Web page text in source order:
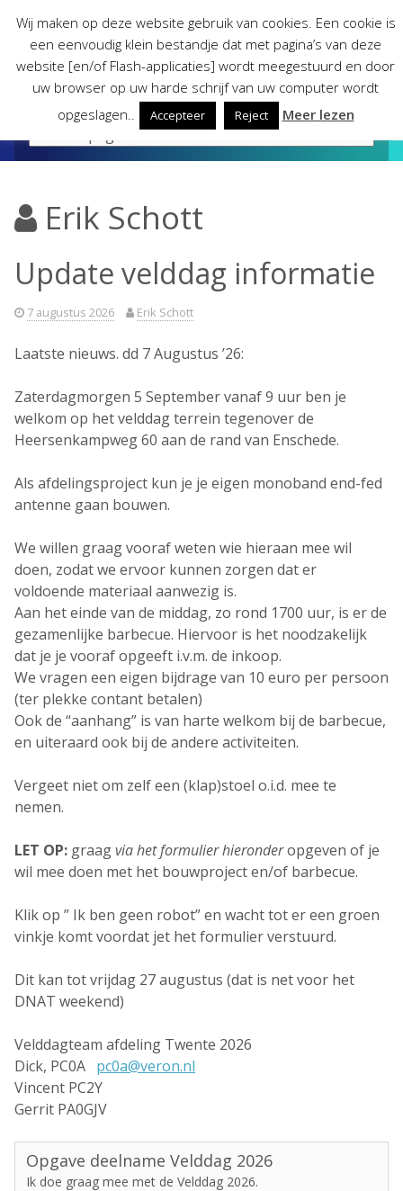
content
Erik Schott
Update velddag informatie
7 augustus 2026 Erik Schott
Laatste nieuws. dd 7 Augustus ’26:
Zaterdagmorgen 5 September vanaf 9 uur ben je
welkom op het velddag terrein tegenover de
Heersenkampweg 60 aan de rand van Enschede.
Als afdelingsproject kun je je eigen monoband end-fed
antenne gaan bouwen.
We willen graag vooraf weten wie hieraan mee wil
doen, zodat we ervoor kunnen zorgen dat er
voldoende materiaal aanwezig is.
Aan het einde van de middag, zo rond 1700 uur, is er de
gezamenlijke barbecue. Hiervoor is het noodzakelijk
dat je je vooraf opgeeft i.v.m. de inkoop.
We vragen een eigen bijdrage van 10 euro per persoon
(ter plekke contant betalen)
Ook de “aanhang” is van harte welkom bij de barbecue,
en uiteraard ook bij de andere activiteiten.
Vergeet niet om zelf een (klap)stoel o.i.d. mee te
nemen.
LET OP: graagvia het formulier hieronderopgeven of je
wil mee doen met het bouwproject en/of barbecue.
Klik op ” Ik ben geen robot” en wacht tot er een groen
vinkje komt voordat jet het formulier verstuurd.
Dit kan tot vrijdag 27 augustus (dat is net voor het
DNAT weekend)
Velddagteam afdeling Twente 2026
Dick, PC0A pc0a@veron.nl
Vincent PC2Y
Gerrit PA0GJV
Opgave deelname Velddag 2026
Ik doe graag mee met de Velddag 2026.
Wij maken op deze website gebruik van cookies. Een cookie is
een eenvoudig klein bestandje dat met pagina’s van deze
website [en/of Flash-applicaties] wordt meegestuurd en door
uw browser op uw harde schrijf van uw computer wordt
opgeslagen..
Accepteer Reject Meer lezen